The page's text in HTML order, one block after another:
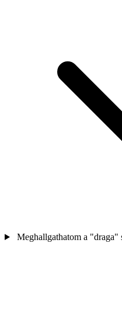
Meghallgathatom a "draga"